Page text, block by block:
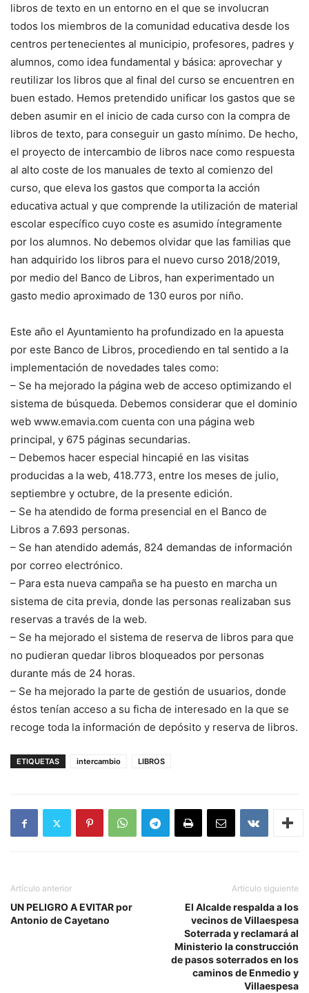
libros de texto en un entorno en el que se involucran
todos los miembros de la comunidad educativa desde los
centros pertenecientes al municipio, profesores, padres y
alumnos, como idea fundamental y básica: aprovechar y
reutilizar los libros que al final del curso se encuentren en
buen estado. Hemos pretendido unificar los gastos que se
deben asumir en el inicio de cada curso con la compra de
libros de texto, para conseguir un gasto mínimo. De hecho,
el proyecto de intercambio de libros nace como respuesta
al alto coste de los manuales de texto al comienzo del
curso, que eleva los gastos que comporta la acción
educativa actual y que comprende la utilización de material
escolar específico cuyo coste es asumido íntegramente
por los alumnos. No debemos olvidar que las familias que
han adquirido los libros para el nuevo curso 2018/2019,
por medio del Banco de Libros, han experimentado un
gasto medio aproximado de 130 euros por niño.
Este año el Ayuntamiento ha profundizado en la apuesta
por este Banco de Libros, procediendo en tal sentido a la
implementación de novedades tales como:
– Se ha mejorado la página web de acceso optimizando el
sistema de búsqueda. Debemos considerar que el dominio
web www.emavia.com cuenta con una página web
principal, y 675 páginas secundarias.
– Debemos hacer especial hincapié en las visitas
producidas a la web, 418.773, entre los meses de julio,
septiembre y octubre, de la presente edición.
– Se ha atendido de forma presencial en el Banco de
Libros a 7.693 personas.
– Se han atendido además, 824 demandas de información
por correo electrónico.
– Para esta nueva campaña se ha puesto en marcha un
sistema de cita previa, donde las personas realizaban sus
reservas a través de la web.
– Se ha mejorado el sistema de reserva de libros para que
no pudieran quedar libros bloqueados por personas
durante más de 24 horas.
– Se ha mejorado la parte de gestión de usuarios, donde
éstos tenían acceso a su ficha de interesado en la que se
recoge toda la información de depósito y reserva de libros.
ETIQUETAS intercambio LIBROS
Artículo anterior
UN PELIGRO A EVITAR por
Antonio de Cayetano
Artículo siguiente
El Alcalde respalda a los
vecinos de Villaespesa
Soterrada y reclamará al
Ministerio la construcción
de pasos soterrados en los
caminos de Enmedio y
Villaespesa